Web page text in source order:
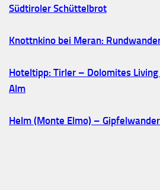
Südtiroler Schüttelbrot
Knottnkino bei Meran:
Hoteltipp: Tirler – Dolomites
Alm
Helm (Monte Elmo) –